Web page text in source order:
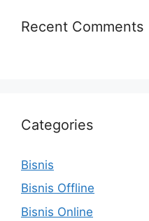
Recent Comments
Categories
Bisnis
Bisnis Offline
Bisnis Online